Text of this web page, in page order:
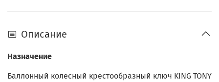
Описание
Назначение
Баллонный колесный крестообразный ключ KING TONY